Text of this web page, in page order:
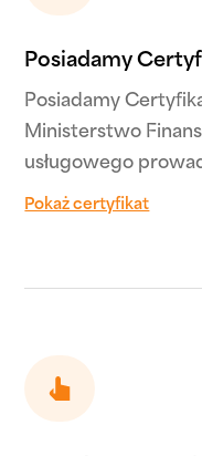
Posiadamy
Posiadamy
Ministerstwo
usługowego
Pokaż certyfikat